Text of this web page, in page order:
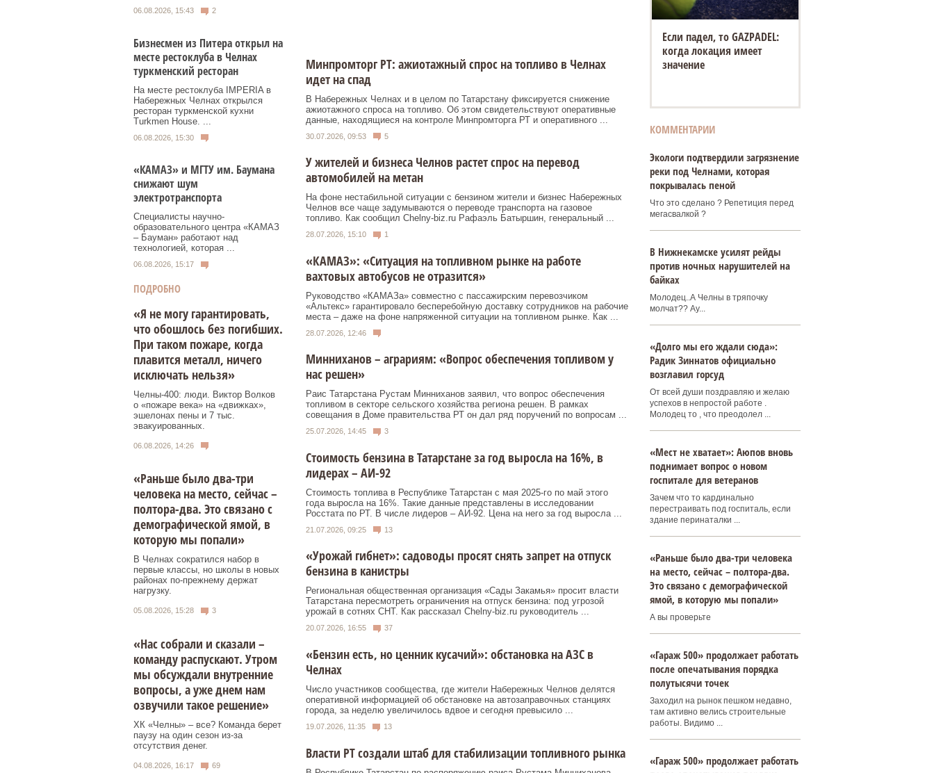
06.08.2026, 15:43 2
Бизнесмен из Питера открыл на
месте рестоклуба в Челнах
туркменский ресторан
На месте рестоклуба IMPERIA в
Набережных Челнах открылся
ресторан туркменской кухни
Turkmen House. ...
06.08.2026, 15:30
«КАМАЗ» и МГТУ им. Баумана
снижают шум
электротранспорта
Специалисты научно-
образовательного центра «КАМАЗ
– Бауман» работают над
технологией, которая ...
06.08.2026, 15:17
ПОДРОБНО
«Я не могу гарантировать,
что обошлось без погибших.
При таком пожаре, когда
плавится металл, ничего
исключать нельзя»
Челны-400: люди. Виктор Волков
о «пожаре века» на «движках»,
эшелонах пены и 7 тыс.
эвакуированных.
06.08.2026, 14:26
«Раньше было два-три
человека на место, сейчас –
полтора-два. Это связано с
демографической ямой, в
которую мы попали»
В Челнах сократился набор в
первые классы, но школы в новых
районах по-прежнему держат
нагрузку.
05.08.2026, 15:28 3
«Нас собрали и сказали –
команду распускают. Утром
мы обсуждали внутренние
вопросы, а уже днем нам
озвучили такое решение»
ХК «Челны» – все? Команда берет
паузу на один сезон из-за
отсутствия денег.
04.08.2026, 16:17 69
Минпромторг РТ: ажиотажный спрос на топливо в Челнах
идет на спад
В Набережных Челнах и в целом по Татарстану фиксируется снижение
ажиотажного спроса на топливо. Об этом свидетельствуют оперативные
данные, находящиеся на контроле Минпромторга РТ и оперативного ...
30.07.2026, 09:53 5
У жителей и бизнеса Челнов растет спрос на перевод
автомобилей на метан
На фоне нестабильной ситуации с бензином жители и бизнес Набережных
Челнов все чаще задумываются о переводе транспорта на газовое
топливо. Как сообщил Сhelny-biz.ru Рафаэль Батыршин, генеральный ...
28.07.2026, 15:10 1
«КАМАЗ»: «Ситуация на топливном рынке на работе
вахтовых автобусов не отразится»
Руководство «КАМАЗа» совместно с пассажирским перевозчиком
«Альтекс» гарантировало бесперебойную доставку сотрудников на рабочие
места – даже на фоне напряженной ситуации на топливном рынке. Как ...
28.07.2026, 12:46
Минниханов – аграриям: «Вопрос обеспечения топливом у
нас решен»
Раис Татарстана Рустам Минниханов заявил, что вопрос обеспечения
топливом в секторе сельского хозяйства региона решен. В рамках
совещания в Доме правительства РТ он дал ряд поручений по вопросам ...
25.07.2026, 14:45 3
Стоимость бензина в Татарстане за год выросла на 16%, в
лидерах – АИ-92
Стоимость топлива в Республике Татарстан с мая 2025-го по май этого
года выросла на 16%. Такие данные представлены в исследовании
Росстата по РТ. В числе лидеров – АИ-92. Цена на него за год выросла ...
21.07.2026, 09:25 13
«Урожай гибнет»: садоводы просят снять запрет на отпуск
бензина в канистры
Региональная общественная организация «Сады Закамья» просит власти
Татарстана пересмотреть ограничения на отпуск бензина: под угрозой
урожай в сотнях СНТ. Как рассказал Chelny-biz.ru руководитель ...
20.07.2026, 16:55 37
«Бензин есть, но ценник кусачий»: обстановка на АЗС в
Челнах
Число участников сообщества, где жители Набережных Челнов делятся
оперативной информацией об обстановке на автозаправочных станциях
города, за неделю увеличилось вдвое и сегодня превысило ...
19.07.2026, 11:35 13
Власти РТ создали штаб для стабилизации топливного рынка
Если падел, то GAZPADEL:
когда локация имеет
значение
КОММЕНТАРИИ
Экологи подтвердили загрязнение
реки под Челнами, которая
покрывалась пеной
Что это сделано ? Репетиция перед
мегасвалкой ?
В Нижнекамске усилят рейды
против ночных нарушителей на
байках
Молодец..А Челны в тряпочку
молчат?? Ау...
«Долго мы его ждали сюда»:
Радик Зиннатов официально
возглавил горсуд
От всей души поздравляю и желаю
успехов в непростой работе .
Молодец то , что преодолел ...
«Мест не хватает»: Аюпов вновь
поднимает вопрос о новом
госпитале для ветеранов
Зачем что то кардинально
перестраивать под госпиталь, если
здание перинаталки ...
«Раньше было два-три человека
на место, сейчас – полтора-два.
Это связано с демографической
ямой, в которую мы попали»
А вы проверьте
«Гараж 500» продолжает работать
после опечатывания порядка
полутысячи точек
Заходил на рынок пешком недавно,
там активно велись строительные
работы. Видимо ...
«Гараж 500» продолжает работать